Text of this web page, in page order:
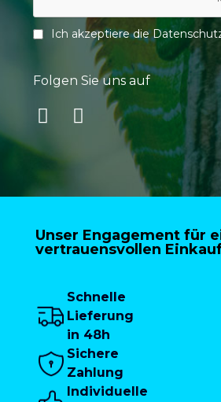
Ich akzeptiere die
Folgen Sie uns auf
Unser Engagement für
vertrauensvollen
Schnelle
Lieferung
in 48h
Sichere
Zahlung
Individuelle